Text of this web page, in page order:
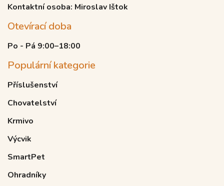
Kontaktní osoba: Miroslav Ištok
Otevírací doba
Po - Pá 9:00–18:00
Populární kategorie
Příslušenství
Chovatelství
Krmivo
Výcvik
SmartPet
Ohradníky